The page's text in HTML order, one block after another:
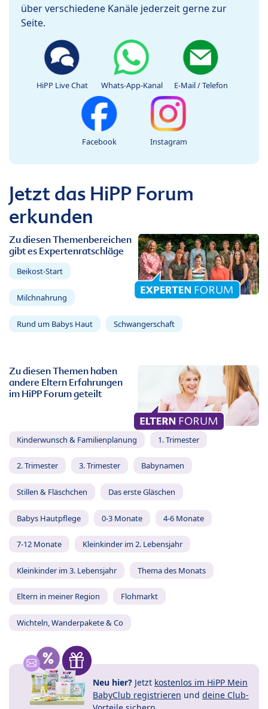
über verschiedene Kanäle jederzeit gerne zur
Seite.
HiPP Live Chat Whats-App-Kanal E-Mail / Telefon
Facebook Instagram
Jetzt das HiPP Forum
erkunden
Zu diesen Themenbereichen
gibt es Expertenratschläge
Beikost-Start
Milchnahrung
Rund um Babys Haut Schwangerschaft
Zu diesen Themen haben
andere Eltern Erfahrungen
im HiPP Forum geteilt
Kinderwunsch & Familienplanung 1. Trimester
2. Trimester 3. Trimester Babynamen
Stillen & Fläschchen Das erste Gläschen
Babys Hautpflege 0-3 Monate 4-6 Monate
7-12 Monate Kleinkinder im 2. Lebensjahr
Kleinkinder im 3. Lebensjahr Thema des Monats
Eltern in meiner Region Flohmarkt
Wichteln, Wanderpakete & Co
Neu hier? Jetzt kostenlos im HiPP Mein
BabyClub registrieren und deine Club-